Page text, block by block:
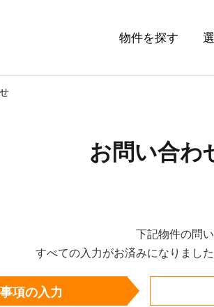
物件を探す
お問い合わ
下記物件の問
すべての入力がお済みになりまし
項の入力